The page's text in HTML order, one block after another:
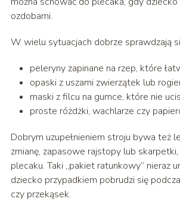
ozdobami.
W wielu sytuacjach dobrze sprawdzają
peleryny zapinane na rzep, które
opaski z uszami zwierzątek lub
maski z filcu na gumce, które nie
proste różdżki, wachlarze czy
Dobrym uzupełnieniem stroju bywa też
zmianę, zapasowe rajstopy lub
plecaku. Taki „pakiet ratunkowy” nieraz
dziecko przypadkiem pobrudzi się
czy przekąsek.